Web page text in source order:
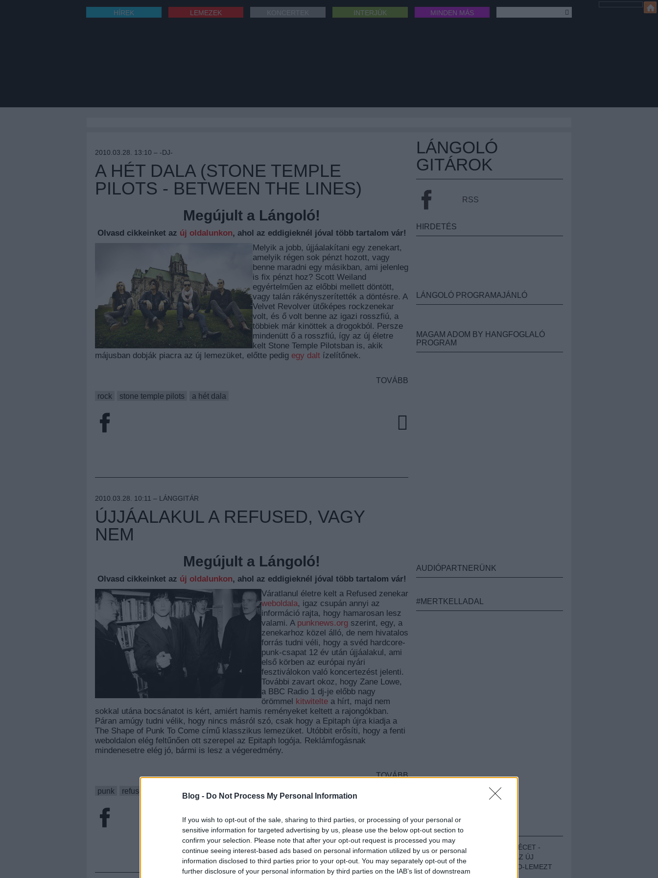
Blog - Do Not Process My Personal Information
If you wish to opt-out of the sale, sharing to third parties, or processing of your personal or
sensitive information for targeted advertising by us, please use the below opt-out section to
confirm your selection. Please note that after your opt-out request is processed you may
continue seeing interest-based ads based on personal information utilized by us or personal
information disclosed to third parties prior to your opt-out. You may separately opt-out of the
further disclosure of your personal information by third parties on the IAB’s list of downstream
HÍREK LEMEZEK INTERJÚK MINDEN MÁS
2010.03.28. 13:10 – -DJ-
A HÉT DALA (STONE TEMPLE
PILOTS - BETWEEN THE LINES)
Megújult a Lángoló!
Olvasd cikkeinket az új oldalunkon, ahol az eddigieknél jóval több tartalom vár!
Melyik a jobb, újjáalakítani egy zenekart,
amelyik régen sok pénzt hozott, vagy
benne maradni egy másikban, ami jelenleg
is fix pénzt hoz? Scott Weiland
egyértelműen az előbbi mellett döntött,
vagy talán rákényszerítették a döntésre. A
Velvet Revolver ütőképes rockzenekar
volt, és ő volt benne az igazi rosszfiú, a
többiek már kinöttek a drogokból. Persze
mindenütt ő a rosszfiú, így az új életre
kelt Stone Temple Pilotsban is, akik
májusban dobják piacra az új lemezüket, előtte pedig egy dalt ízelítőnek.
TOVÁBB
rock
stone temple pilots a hét dala
2010.03.28. 10:11 – LÁNGGITÁR
ÚJJÁALAKUL A REFUSED, VAGY
NEM
Megújult a Lángoló!
Olvasd cikkeinket az új oldalunkon, ahol az eddigieknél jóval több tartalom vár!
Váratlanul életre kelt a Refused zenekar
weboldala, igaz csupán annyi az
információ rajta, hogy hamarosan lesz
valami. A punknews.org szerint, egy, a
zenekarhoz közel álló, de nem hivatalos
forrás tudni véli, hogy a svéd hardcore-
punk-csapat 12 év után újjáalakul, ami
első körben az európai nyári
fesztiválokon való koncertezést jelenti.
További zavart okoz, hogy Zane Lowe,
a BBC Radio 1 dj-je előbb nagy
örömmel kitwitelte a hírt, majd nem
sokkal utána bocsánatot is kért, amiért hamis reményeket keltett a rajongókban.
Páran amúgy tudni vélik, hogy nincs másról szó, csak hogy a Epitaph újra kiadja a
The Shape of Punk To Come című klasszikus lemezüket. Utóbbit erősíti, hogy a fenti
weboldalon elég feltűnően ott szerepel az Epitaph logója. Reklámfogásnak
mindenesetre elég jó, bármi is lesz a végeredmény.
TOVÁBB
punk
refused hardcore
LÁNGOLÓ
GITÁROK
RSS
HIRDETÉS
LÁNGOLÓ PROGRAMAJÁNLÓ
MAGAM ADOM BY HANGFOGLALÓ
PROGRAM
AUDIÓPARTNERÜNK
#MERTKELLADAL
EZT HALLGASD!
MEGUGROTTÁK A LÉCET -
MEGHALLGATTUK AZ ÚJ
PROTEST THE HERO-LEMEZT